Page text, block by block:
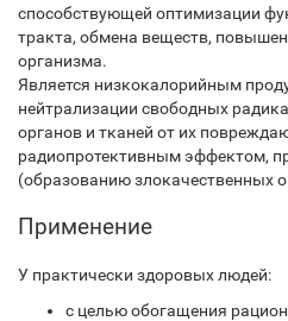
способствующей оптимизации
тракта, обмена веществ,
организма.
Является низкокалорийным
нейтрализации свободных
органов и тканей от их
радиопротективным эффектом,
(образованию злокачественных
Применение
У практически здоровых людей:
с целью обогащения